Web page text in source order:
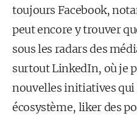
toujours Facebook,
peut encore y trouver
sous les radars des
surtout LinkedIn, où je
nouvelles initiatives
écosystème, liker des